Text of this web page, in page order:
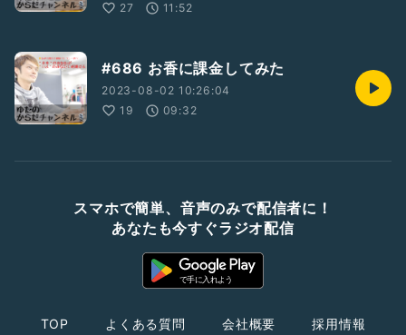
27
11:52
#686 お香に課金してみた
2023-08-02 10:26:04
19
09:32
スマホで簡単、音声のみで配信者に！
あなたも今すぐラジオ配信
TOP よくある質問 会社概要 採用情報